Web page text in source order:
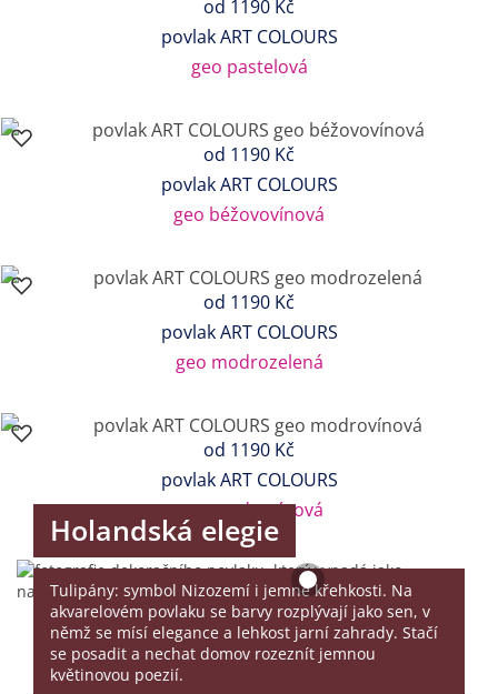
od 1190 Kč
povlak ART COLOURS
geo pastelová
od 1190 Kč
povlak ART COLOURS
geo béžovovínová
od 1190 Kč
povlak ART COLOURS
geo modrozelená
od 1190 Kč
povlak ART COLOURS
geo modrovínová
Holandská elegie
Tulipány: symbol Nizozemí i jemné křehkosti. Na
akvarelovém povlaku se barvy rozplývají jako sen, v
němž se mísí elegance a lehkost jarní zahrady. Stačí
se posadit a nechat domov rozeznít jemnou
květinovou poezií.